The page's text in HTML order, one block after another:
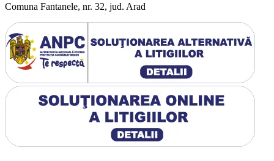
Comuna Fantanele, nr. 32, jud. Arad